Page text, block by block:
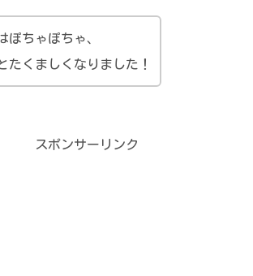
ぽちゃぽちゃ、
たくましくなりました！
スポンサーリンク